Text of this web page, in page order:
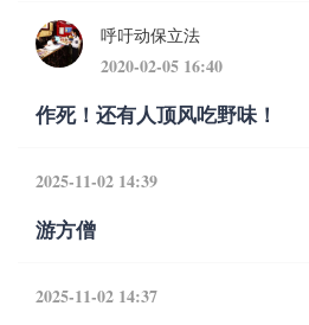
呼吁动保立法
2020-02-05 16:40
作死！还有人顶风吃野味！
2025-11-02 14:39
游方僧
2025-11-02 14:37